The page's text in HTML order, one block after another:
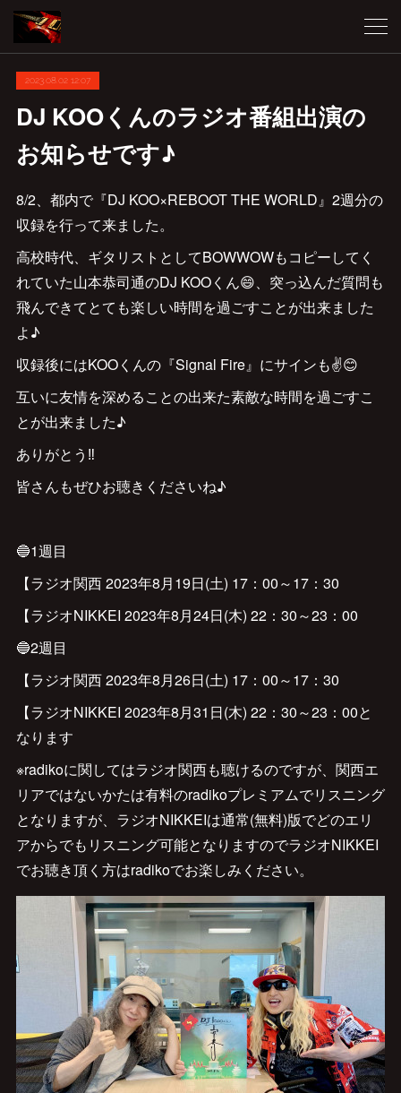
2023.08.02 12:07
DJ KOOくんのラジオ番組出演の
お知らせです♪
8/2、都内で『DJ KOO×REBOOT THE WORLD』2週分の
収録を行って来ました。
高校時代、ギタリストとしてBOWWOWもコピーしてく
れていた山本恭司通のDJ KOOくん😄、突っ込んだ質問も
飛んできてとても楽しい時間を過ごすことが出来ました
よ♪
収録後にはKOOくんの『Signal Fire』にサインも✌️😊
互いに友情を深めることの出来た素敵な時間を過ごすこ
とが出来ました♪
ありがとう‼︎
皆さんもぜひお聴きくださいね♪
🔵1週目
【ラジオ関西 2023年8月19日(土) 17：00～17：30
【ラジオNIKKEI 2023年8月24日(木) 22：30～23：00
🔵2週目
【ラジオ関西 2023年8月26日(土) 17：00～17：30
【ラジオNIKKEI 2023年8月31日(木) 22：30～23：00と
なります
※radikoに関してはラジオ関西も聴けるのですが、関西エ
リアではないかたは有料のradikoプレミアムでリスニング
となりますが、ラジオNIKKEIは通常(無料)版でどのエリ
アからでもリスニング可能となりますのでラジオNIKKEI
でお聴き頂く方はradikoでお楽しみください。